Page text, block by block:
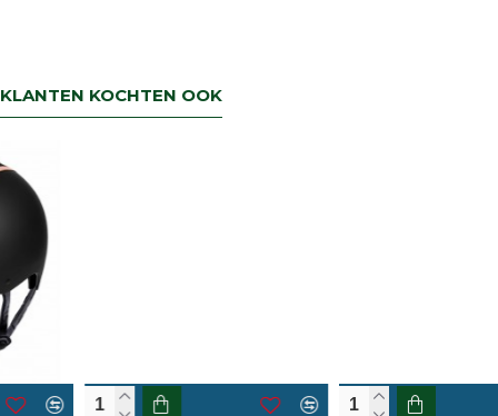
KLANTEN KOCHTEN OOK